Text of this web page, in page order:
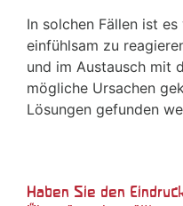
In solchen Fällen ist
einfühlsam zu
und im Austausch mit
mögliche Ursachen
Lösungen gefunden
Haben Sie den